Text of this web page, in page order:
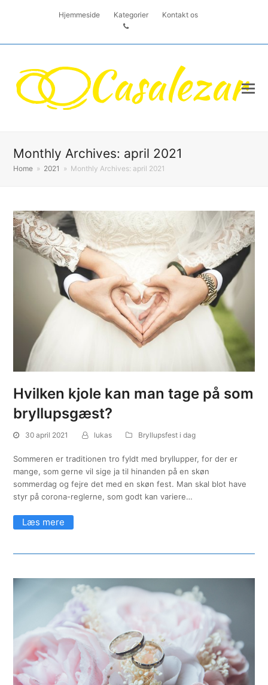
Hjemmeside Kategorier Kontakt os
Monthly Archives: april 2021
Home » 2021 » Monthly Archives: april 2021
Hvilken kjole kan man tage på som
bryllupsgæst?
30 april 2021 lukas Bryllupsfest i dag
Sommeren er traditionen tro fyldt med bryllupper, for der er
mange, som gerne vil sige ja til hinanden på en skøn
sommerdag og fejre det med en skøn fest. Man skal blot have
styr på corona-reglerne, som godt kan variere…